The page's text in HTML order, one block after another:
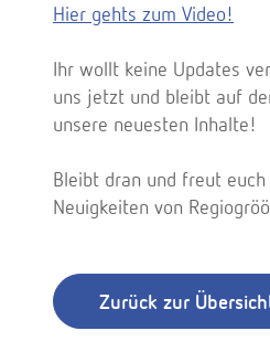
Hier gehts zum Video!
Ihr wollt keine Updates
uns jetzt und bleibt auf
unsere neuesten Inhalte!
Bleibt dran und freut
Neuigkeiten von
Zurück zur